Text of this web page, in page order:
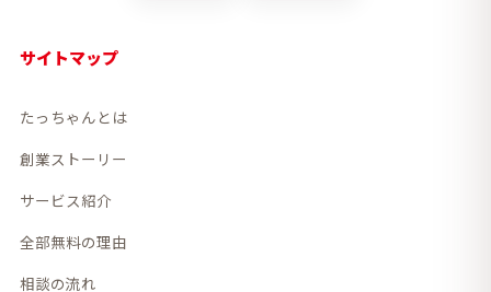
サイトマップ
たっちゃんとは
創業ストーリー
サービス紹介
全部無料の理由
相談の流れ